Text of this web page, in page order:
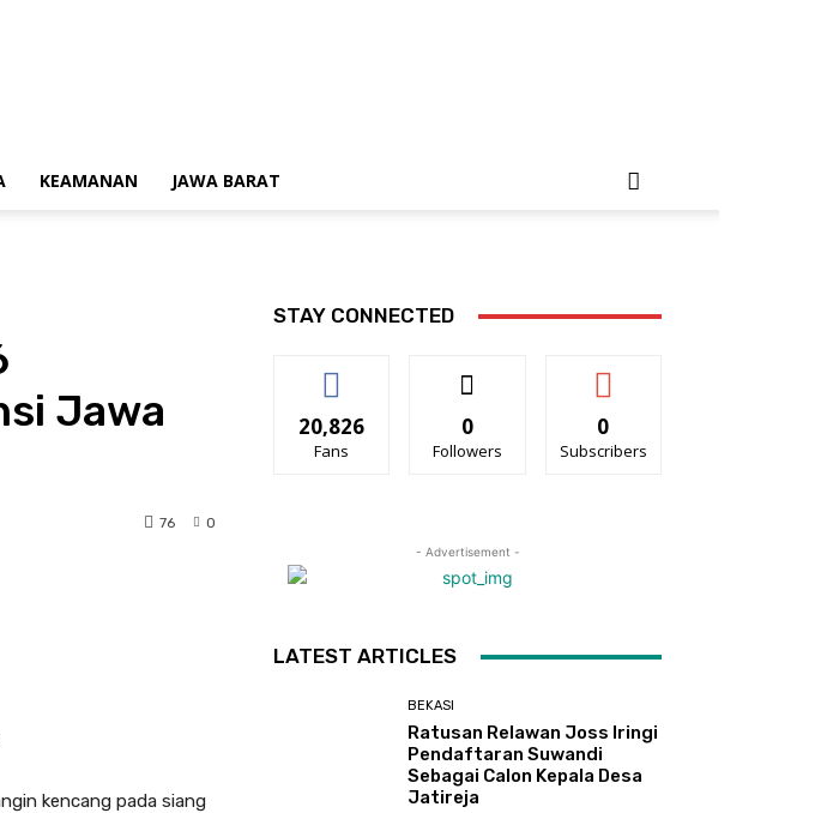
KEAMANAN JAWA BARAT
Jawa
0
76
kencang pada siang
STAY CONNECTED
20,826
Fans
0
Followers
0
Subscribers
- Advertisement -
LATEST ARTICLES
BEKASI
Ratusan Relawan Joss Iringi
Pendaftaran Suwandi
Sebagai Calon Kepala Desa
Jatireja